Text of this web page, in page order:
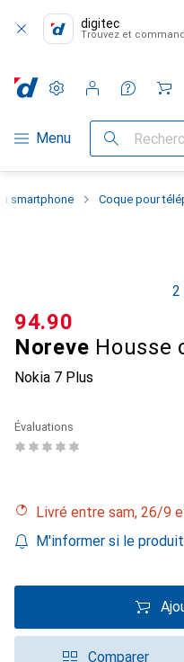
digitec
Trouvez et
Navigation par catégorie
Menu Recherche
Paramètres
Compte client
Listes de comparaison
Listes d'envies
Panier
smartphone Coque pour
2
Noreve Housse
Nokia 7 Plus
CHF
94.90
Évaluations
Livré entre sam, 26/9
M'informer si le
Comparer